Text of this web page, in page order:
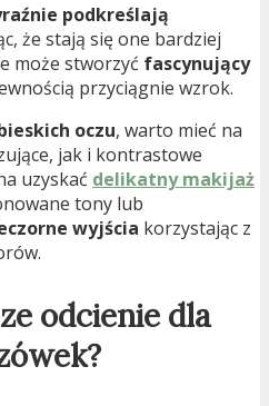
podkreślają
że stają się one bardziej
może stworzyć fascynujący
przyciągnie wzrok.
oczu, warto mieć na
jak i kontrastowe
uzyskać delikatny makijaż
tony lub
wyjścia korzystając z
odcienie dla